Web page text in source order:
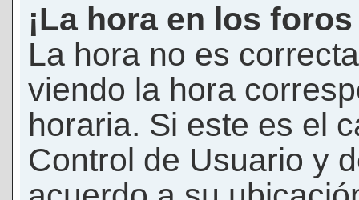
¡La hora en los
La hora no es
viendo la hora
horaria. Si este es el
Control de Usuario y